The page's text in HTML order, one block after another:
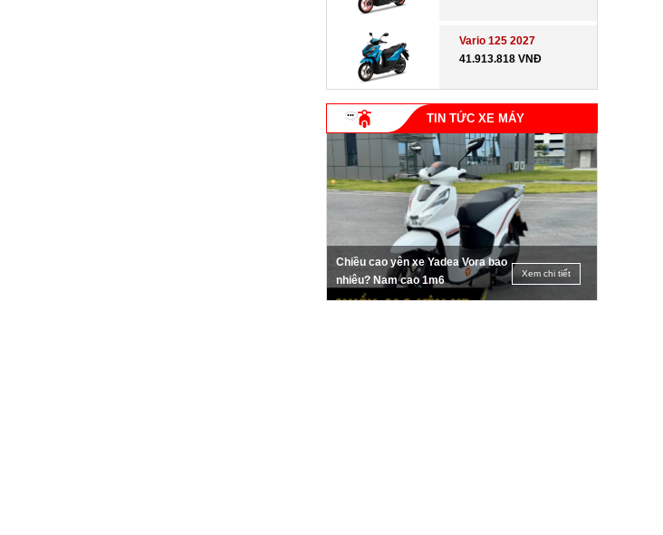
Vario 125 2027
41.913.818 VNĐ
TIN TỨC XE MÁY
Chiều cao yên xe Yadea Vora bao
nhiêu? Nam cao 1m6
Xem chi tiết